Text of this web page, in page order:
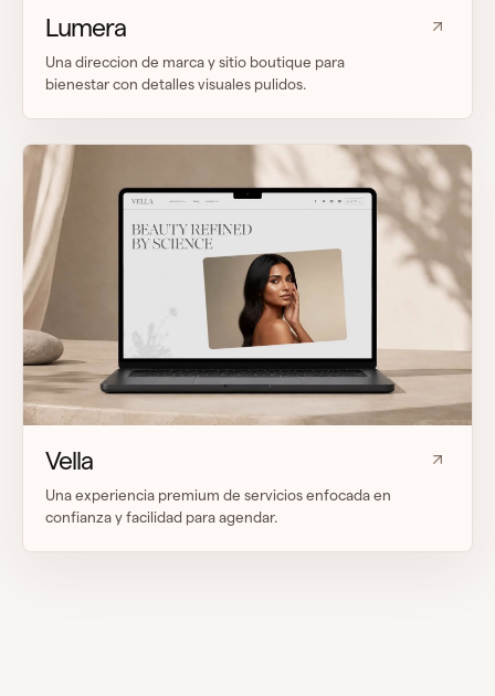
Lumera
Una direccion de marca y sitio boutique para
bienestar con detalles visuales pulidos.
Vella
Una experiencia premium de servicios enfocada en
confianza y facilidad para agendar.